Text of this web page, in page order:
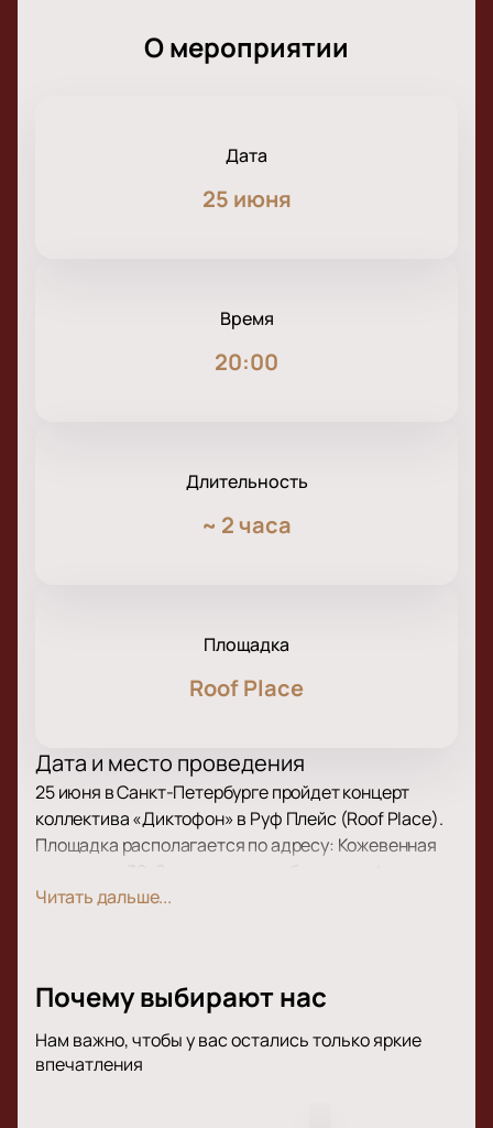
О мероприятии
Дата
25 июня
Время
20:00
Длительность
~ 2 часа
Площадка
Roof Place
Дата и место проведения
25 июня в Санкт-Петербурге пройдет концерт
коллектива «Диктофон» в Руф Плейс (Roof Place).
Площадка располагается по адресу: Кожевенная
которая отлично подходит для живых выступлений.
«Диктофон» — московская группа, которая создает
музыку в жанре романтического ретро-рока. Антон
Макаров возглавляет коллектив и пишет все
композиции. Артисты выходят на сцену в
Читать дальше...
Почему выбирают нас
Нам важно, чтобы у вас остались только яркие
впечатления